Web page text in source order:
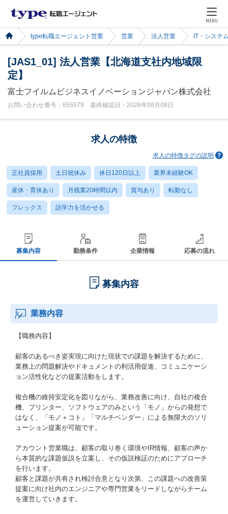
MENU
type転職エージェント営業 営業 法人営業 IT・システ
[JAS1_01] 法人営業【北海道支社内地域限
定】
富士フイルムビジネスイノベーションジャパン株式会社
お問い合わせ番号：655579 最終確認日：2026年08月08日
求人の特徴
求人の特徴タグの説明
正社員採用 土日祝休み 休日120日以上 業界未経験OK
産休・育休あり 月残業20時間以内 賞与あり 転勤なし
フレックス 語学力を活かせる
募集内容 勤務条件 企業情報 応募の流れ
募集内容
業務内容
【職務内容】
顧客のあるべき姿実現に向けた現状での課題を解決するために、
業務上の問題解決やドキュメントの利活用促進、コミュニケーシ
ョン活性化などの提案活動をします。
複合機の維持安定化を図りながら、業務改善に向け、自社の複合
機、プリンター、ソフトウェアのみという「モノ」からの発想で
はなく、「モノ＋コト」「マルチベンダー」による無限大のソリ
ューション提案が可能です。
アカウント営業職は、顧客の取り巻く環境やIR情報、顧客の声か
ら本質的な課題仮説を立案し、その仮説検証のためにアプローチ
を行います。
顧客と課題が共有され検討合意となり次第、この課題への改善策
提案に向け社内のエンジニアや専門営業をリードしながらチーム
を運営していきます。